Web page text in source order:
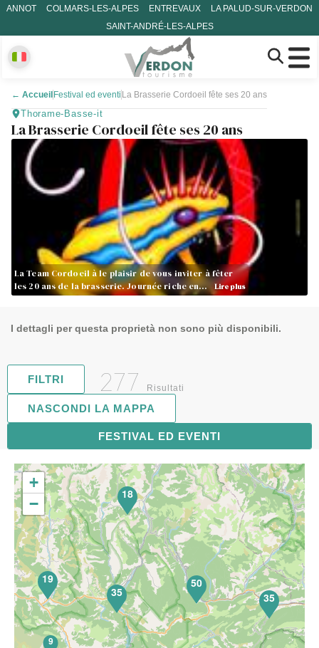
ANNOT COLMARS-LES-ALPES ENTREVAUX
LA PALUD-SUR-VERDON
SAINT-ANDRÉ-LES-ALPES
← Accueil Festival ed eventi La Brasserie Cordoeil fête ses 20 ans
Thorame-Basse-it
La Brasserie Cordoeil fête ses 20 ans
La Team Cordoeil à le plaisir de vous inviter à fêter
les 20 ans de la brasserie. Journée riche en…
Lire plus
I dettagli per questa proprietà non sono più disponibili.
FILTRI 277 Risultati
FESTIVAL ED EVENTI
NASCONDI LA MAPPA
9
19
35
50
35
18
72
+
−